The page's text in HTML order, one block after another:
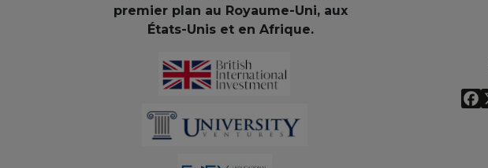
premier plan au Royaume-Uni, aux
États-Unis et en Afrique.